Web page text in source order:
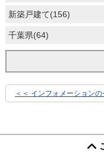
新築戸建て(156)
千葉県(64)
＜＜ インフォメーション